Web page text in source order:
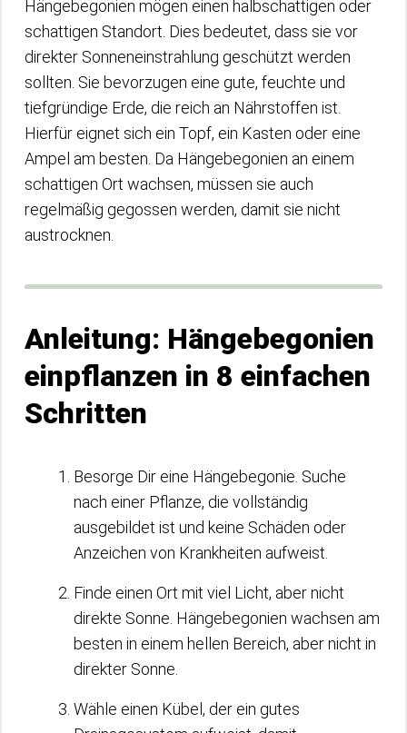
Hängebegonien mögen einen halbschattigen oder
schattigen Standort. Dies bedeutet, dass sie vor
direkter Sonneneinstrahlung geschützt werden
sollten. Sie bevorzugen eine gute, feuchte und
tiefgründige Erde, die reich an Nährstoffen ist.
Hierfür eignet sich ein Topf, ein Kasten oder eine
Ampel am besten. Da Hängebegonien an einem
schattigen Ort wachsen, müssen sie auch
regelmäßig gegossen werden, damit sie nicht
austrocknen.
Anleitung: Hängebegonien
einpflanzen in 8 einfachen
Schritten
Besorge Dir eine Hängebegonie. Suche
nach einer Pflanze, die vollständig
ausgebildet ist und keine Schäden oder
Anzeichen von Krankheiten aufweist.
Finde einen Ort mit viel Licht, aber nicht
direkte Sonne. Hängebegonien wachsen am
besten in einem hellen Bereich, aber nicht in
direkter Sonne.
Wähle einen Kübel, der ein gutes